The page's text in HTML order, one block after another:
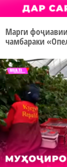
Марги
чамбараки